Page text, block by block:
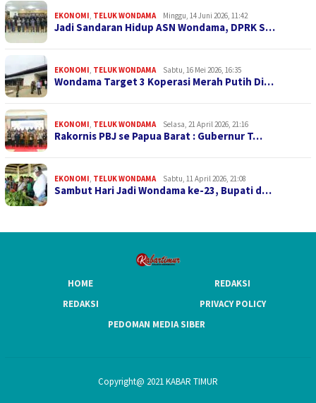
EKONOMI, TELUK WONDAMA Minggu, 14 Juni 2026, 11:42
Jadi Sandaran Hidup ASN Wondama, DPRK S…
EKONOMI, TELUK WONDAMA Sabtu, 16 Mei 2026, 16:35
Wondama Target 3 Koperasi Merah Putih Di…
EKONOMI, TELUK WONDAMA Selasa, 21 April 2026, 21:16
Rakornis PBJ se Papua Barat : Gubernur T…
EKONOMI, TELUK WONDAMA Sabtu, 11 April 2026, 21:08
Sambut Hari Jadi Wondama ke-23, Bupati d…
HOME
REDAKSI
REDAKSI
PRIVACY POLICY
PEDOMAN MEDIA SIBER
Copyright@ 2021 KABAR TIMUR